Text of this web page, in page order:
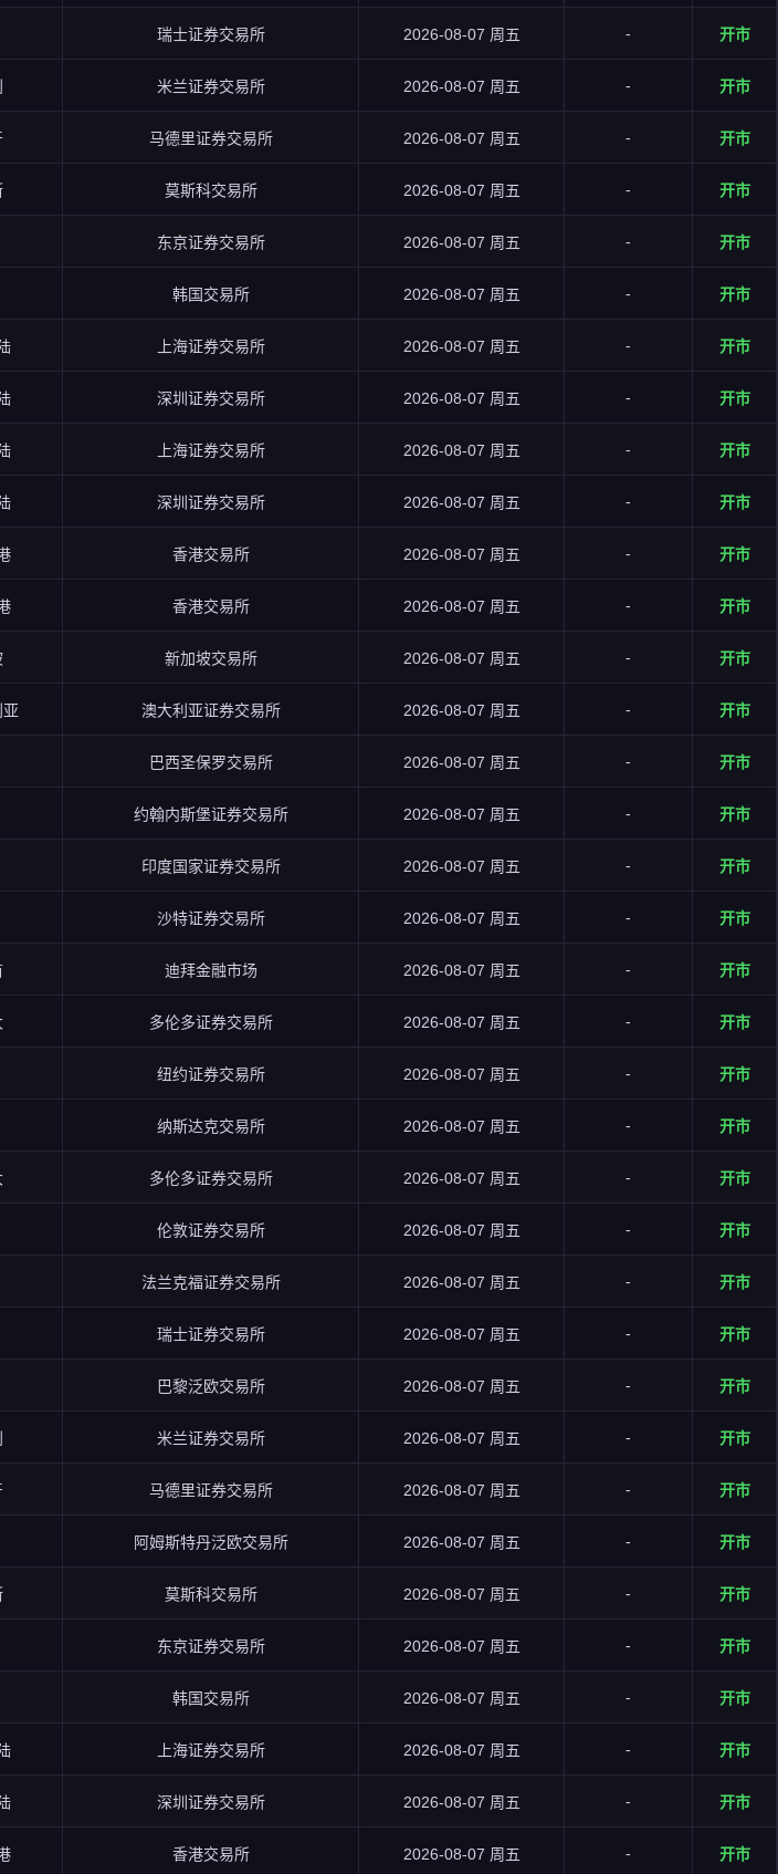
瑞士证券交易所 2026-08-07 周五 - 开市
米兰证券交易所 2026-08-07 周五 - 开市
马德里证券交易所 2026-08-07 周五 - 开市
莫斯科交易所 2026-08-07 周五 - 开市
东京证券交易所 2026-08-07 周五 - 开市
韩国交易所 2026-08-07 周五 - 开市
上海证券交易所 2026-08-07 周五 - 开市
深圳证券交易所 2026-08-07 周五 - 开市
上海证券交易所 2026-08-07 周五 - 开市
深圳证券交易所 2026-08-07 周五 - 开市
香港交易所 2026-08-07 周五 - 开市
香港交易所 2026-08-07 周五 - 开市
新加坡交易所 2026-08-07 周五 - 开市
澳大利亚证券交易所 2026-08-07 周五 - 开市
巴西圣保罗交易所 2026-08-07 周五 - 开市
约翰内斯堡证券交易所 2026-08-07 周五 - 开市
印度国家证券交易所 2026-08-07 周五 - 开市
沙特证券交易所 2026-08-07 周五 - 开市
迪拜金融市场 2026-08-07 周五 - 开市
多伦多证券交易所 2026-08-07 周五 - 开市
纽约证券交易所 2026-08-07 周五 - 开市
纳斯达克交易所 2026-08-07 周五 - 开市
多伦多证券交易所 2026-08-07 周五 - 开市
伦敦证券交易所 2026-08-07 周五 - 开市
法兰克福证券交易所 2026-08-07 周五 - 开市
瑞士证券交易所 2026-08-07 周五 - 开市
巴黎泛欧交易所 2026-08-07 周五 - 开市
米兰证券交易所 2026-08-07 周五 - 开市
马德里证券交易所 2026-08-07 周五 - 开市
阿姆斯特丹泛欧交易所 2026-08-07 周五 - 开市
莫斯科交易所 2026-08-07 周五 - 开市
东京证券交易所 2026-08-07 周五 - 开市
韩国交易所 2026-08-07 周五 - 开市
上海证券交易所 2026-08-07 周五 - 开市
深圳证券交易所 2026-08-07 周五 - 开市
香港交易所 2026-08-07 周五 - 开市